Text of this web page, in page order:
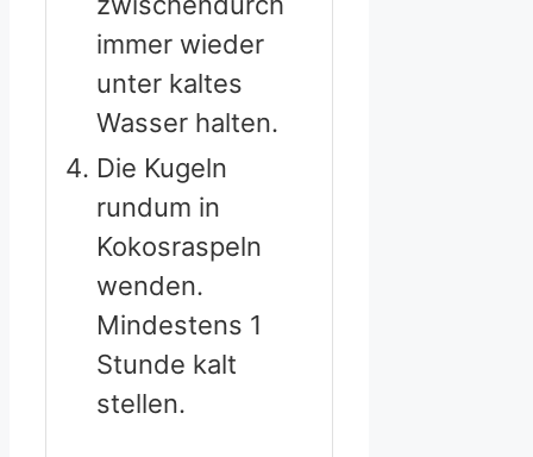
immer wieder
unter kaltes
Wasser halten.
Die Kugeln
rundum in
Kokosraspeln
wenden.
Mindestens 1
Stunde kalt
stellen.